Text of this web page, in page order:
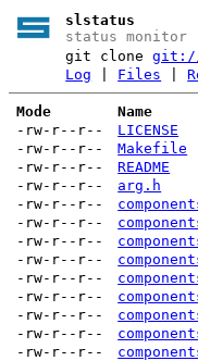
slstatus
status monitor
git clonegit://
Log
Files |
Mode Name
-rw-r--r--
LICENSE
-rw-r--r--
Makefile
-rw-r--r--
README
-rw-r--r--
arg.h
-rw-r--r--
-rw-r--r--
-rw-r--r--
-rw-r--r--
-rw-r--r--
-rw-r--r--
-rw-r--r--
-rw-r--r--
-rw-r--r--